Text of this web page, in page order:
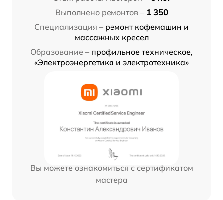
Выполнено ремонтов – 1 350
Специализация – ремонт кофемашин и
массажных кресел
Образование – профильное техническое,
«Электроэнергетика и электротехника»
Вы можете ознакомиться с сертификатом
мастера